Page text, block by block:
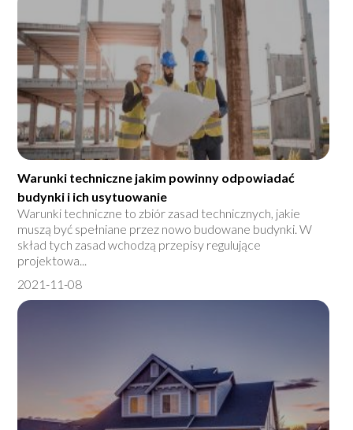
Warunki techniczne jakim powinny odpowiadać
budynki i ich usytuowanie
Warunki techniczne to zbiór zasad technicznych, jakie
muszą być spełniane przez nowo budowane budynki. W
skład tych zasad wchodzą przepisy regulujące
projektowa...
2021-11-08